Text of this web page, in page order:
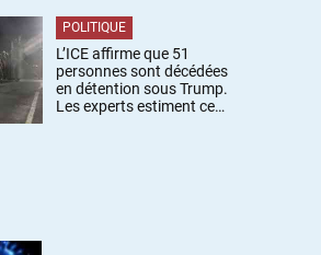
POLITIQUE
L’ICE affirme que 51
personnes sont décédées
en détention sous Trump.
Les experts estiment ce